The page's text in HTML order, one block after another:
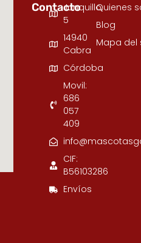
ContactoJunquillo,
5
14940
Cabra
Córdoba
Movil:
686
057
409
CIF:
B56103286
Envíos
Quienes
Blog
Mapa del